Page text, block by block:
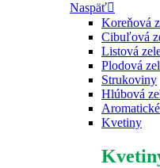
Naspäť
Koreňová
Cibuľová
Listová
Plodová
Strukoviny
Hlúbová
Kvetiny